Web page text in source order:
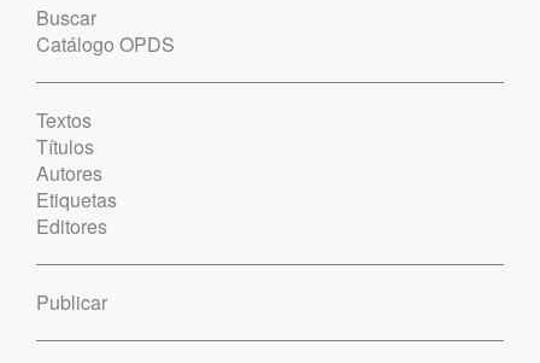
Buscar
Catálogo OPDS
Textos
Títulos
Autores
Etiquetas
Editores
Publicar